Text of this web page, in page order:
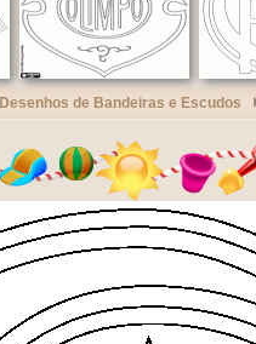
Desenhos de Bandeiras e Escudos